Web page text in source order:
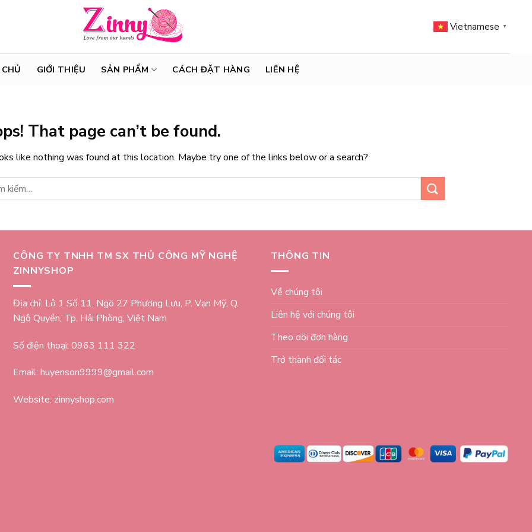
Vietnamese ▼
GIỚI THIỆU SẢN PHẨM CÁCH ĐẶT HÀNG LIÊN HỆ
That page can’t be found.
like nothing was found at this location. Maybe try one of the links below or a search?
CÔNG TY TNHH TM SX THỦ CÔNG MỸ NGHỆ
ZINNYSHOP
Địa chỉ: Lô 1 Số 11, Ngõ 27 Phương Lưu, P. Vạn Mỹ, Q.
Ngô Quyền, Tp. Hải Phòng, Việt Nam
Số điện thoại: 0963 111 322
Email: huyenson9999@gmail.com
Website: zinnyshop.com
THÔNG TIN
Về chúng tôi
Liên hệ với chúng tôi
Theo dõi đơn hàng
Trở thành đối tác